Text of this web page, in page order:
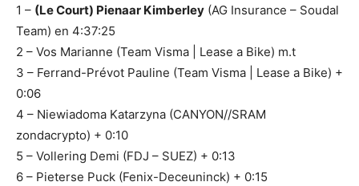
1 – (Le Court) Pienaar Kimberley (AG Insurance – Soudal
Team) en 4:37:25
2 – Vos Marianne (Team Visma | Lease a Bike) m.t
3 – Ferrand-Prévot Pauline (Team Visma | Lease a Bike) +
0:06
4 – Niewiadoma Katarzyna (CANYON//SRAM
zondacrypto) + 0:10
5 – Vollering Demi (FDJ – SUEZ) + 0:13
6 – Pieterse Puck (Fenix-Deceuninck) + 0:15